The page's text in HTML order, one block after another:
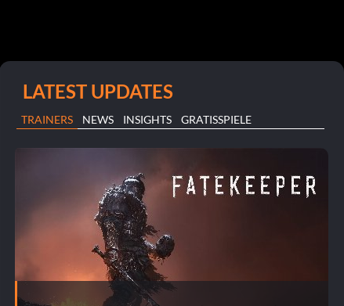
LATEST UPDATES
TRAINERS NEWS INSIGHTS GRATISSPIELE